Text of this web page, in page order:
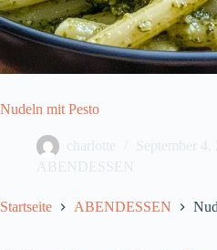
Nudeln mit Pesto
charlotte
September 4,
ABENDESSEN
Startseite ABENDESSEN